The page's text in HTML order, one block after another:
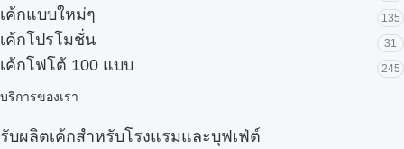
เค้กแบบใหม่ๆ 135
เค้กโปรโมชั่น 31
เค้กโฟโต้ 100 แบบ 245
บริการของเรา
รับผลิตเค้กสำหรับโรงแรมและบุฟเฟ่ต์